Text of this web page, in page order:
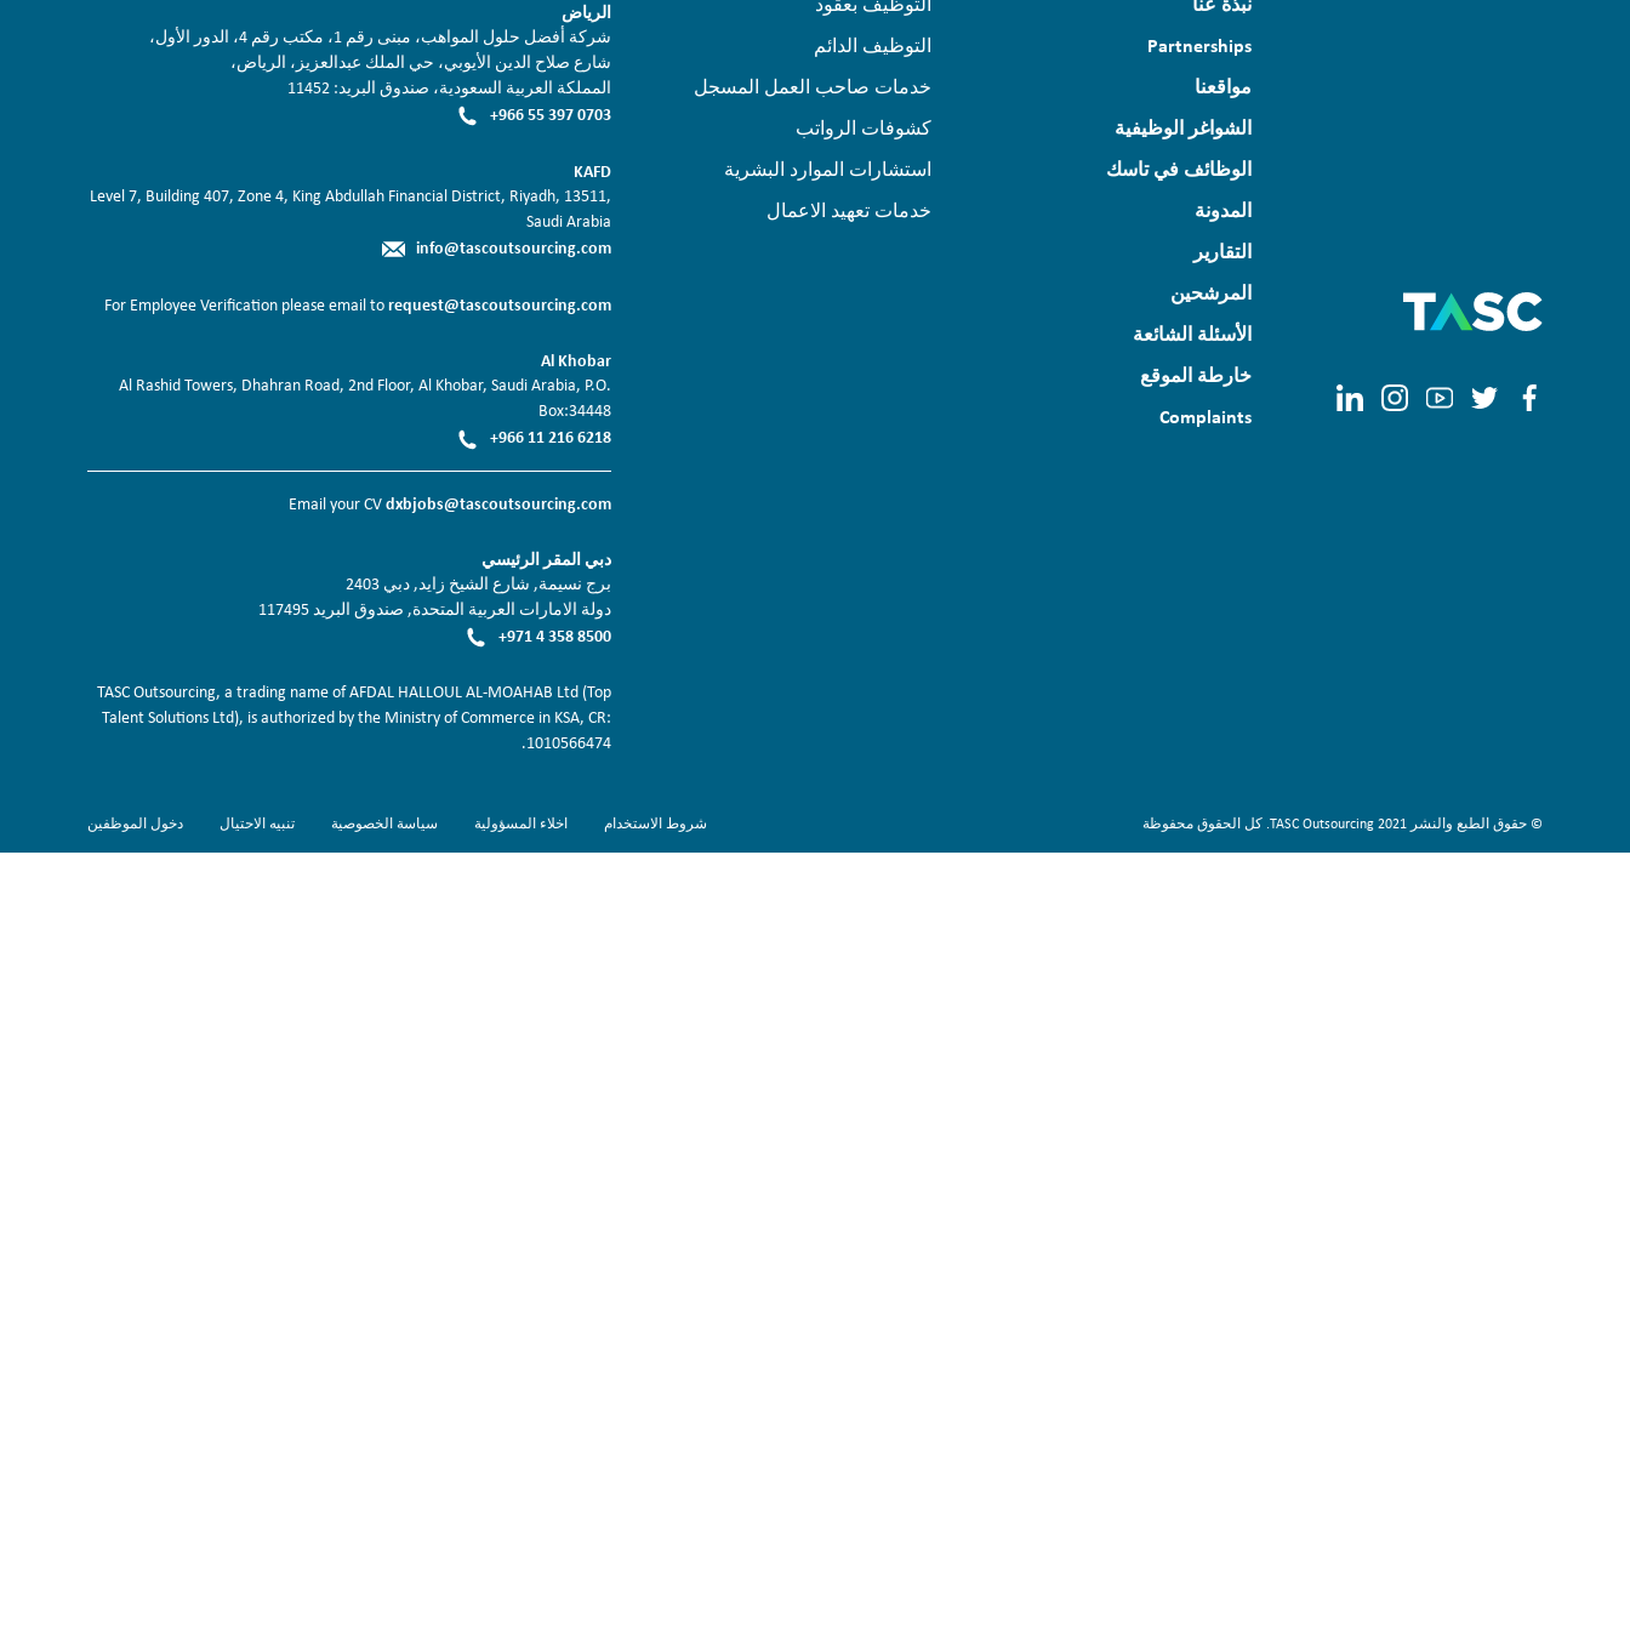
Partnerships
مواقعنا
الشواغر الوظيفية
الوظائف في تاسك
المدونة
التقارير
المرشحين
الأسئلة الشائعة
خارطة الموقع
Complaints
التوظيف الدائم
خدمات صاحب العمل المسجل
كشوفات الرواتب
استشارات الموارد البشرية
خدمات تعهيد الاعمال
الرياض
شركة أفضل حلول المواهب، مبنى رقم 1، مكتب رقم 4، الدور الأول،
شارع صلاح الدين الأيوبي، حي الملك عبدالعزيز، الرياض،
المملكة العربية السعودية، صندوق البريد: 11452
+966 55 397 0703
KAFD
Level 7, Building 407, Zone 4, King Abdullah Financial District, Riyadh, 13511,
Saudi Arabia
info@tascoutsourcing.com
For Employee Verification please email torequest@tascoutsourcing.com
Al Khobar
Al Rashid Towers, Dhahran Road, 2nd Floor, Al Khobar, Saudi Arabia, P.O.
Box:34448
+966 11 216 6218
Email your CVdxbjobs@tascoutsourcing.com
دبي المقر الرئيسي
برج نسيمة, شارع الشيخ زايد, دبي 2403
دولة الامارات العربية المتحدة, صندوق البريد 117495
+971 4 358 8500
TASC Outsourcing, a trading name of AFDAL HALLOUL AL-MOAHAB Ltd (Top
Talent Solutions Ltd), is authorized by the Ministry of Commerce in KSA, CR:
1010566474.
© حقوق الطبع والنشر 2021 TASC Outsourcing. كل الحقوق محفوظة شروط الاستخدام اخلاء المسؤولية سياسة الخصوصية تنبيه الاحتيال دخول الموظفين